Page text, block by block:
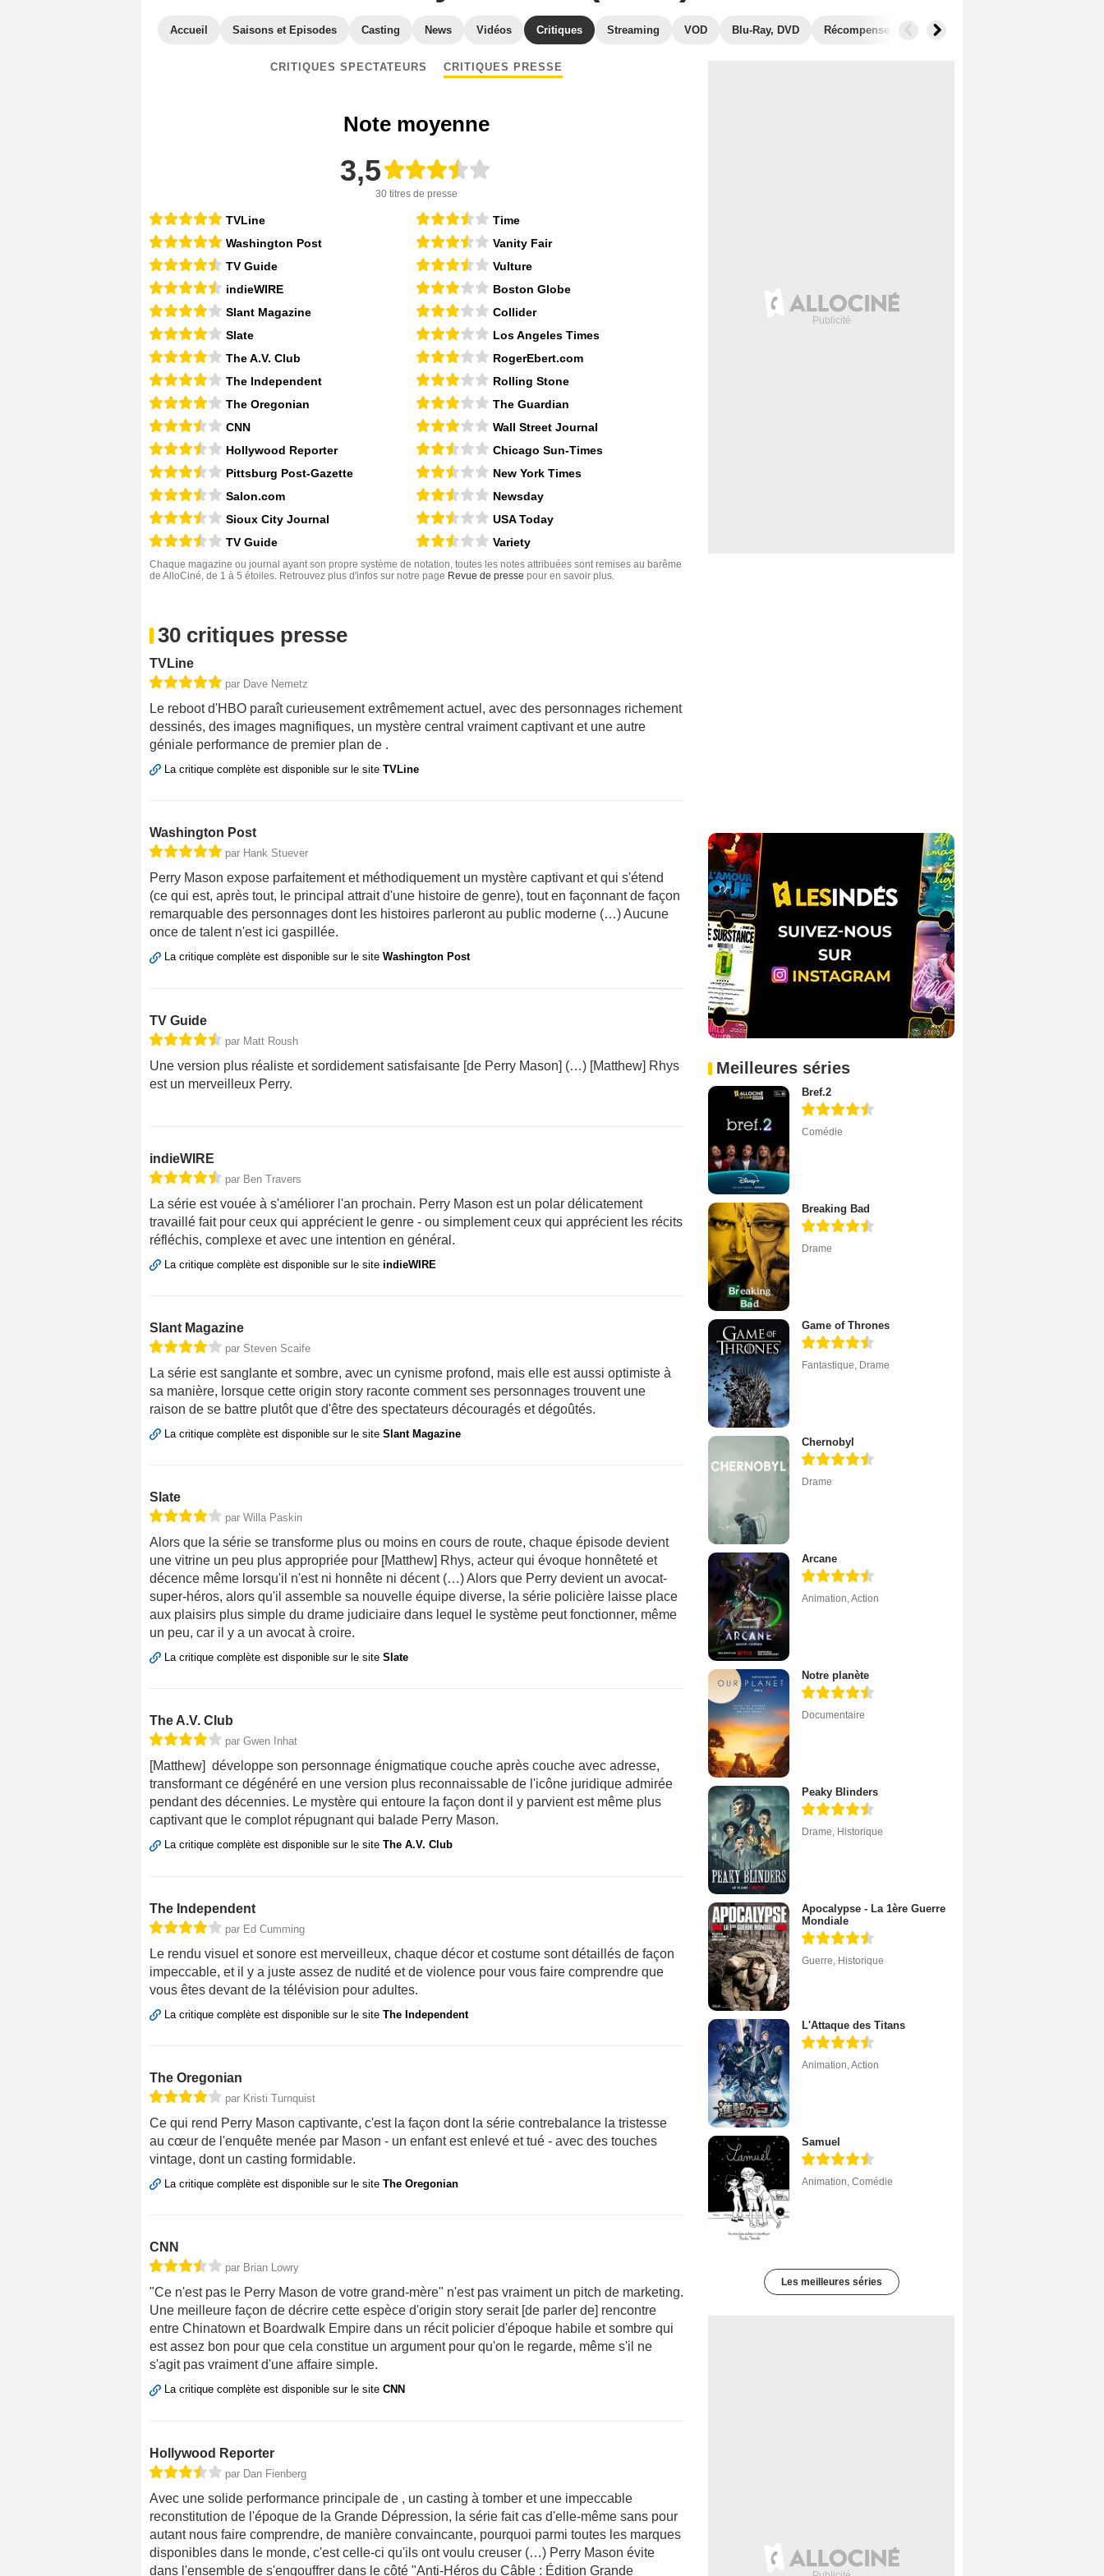
Accueil Saisons et Episodes Casting News Vidéos Critiques Streaming VOD Blu-Ray, DVD Récompenses Photos
CRITIQUES SPECTATEURS CRITIQUES PRESSE
Note moyenne
3,5
30 titres de presse
TVLine
Washington Post
TV Guide
indieWIRE
Slant Magazine
Slate
The A.V. Club
The Independent
The Oregonian
CNN
Hollywood Reporter
Pittsburg Post-Gazette
Salon.com
Sioux City Journal
TV Guide
Time
Vanity Fair
Vulture
Boston Globe
Collider
Los Angeles Times
RogerEbert.com
Rolling Stone
The Guardian
Wall Street Journal
Chicago Sun-Times
New York Times
Newsday
USA Today
Variety
Chaque magazine ou journal ayant son propre système de notation, toutes les notes attribuées sont remises au barême
de AlloCiné, de 1 à 5 étoiles. Retrouvez plus d'infos sur notre page Revue de presse pour en savoir plus.
30 critiques presse
TVLine
par Dave Nemetz
Le reboot d'HBO paraît curieusement extrêmement actuel, avec des personnages richement
dessinés, des images magnifiques, un mystère central vraiment captivant et une autre
géniale performance de premier plan de .
La critique complète est disponible sur le site TVLine
Washington Post
par Hank Stuever
Perry Mason expose parfaitement et méthodiquement un mystère captivant et qui s'étend
(ce qui est, après tout, le principal attrait d'une histoire de genre), tout en façonnant de façon
remarquable des personnages dont les histoires parleront au public moderne (…) Aucune
once de talent n'est ici gaspillée.
La critique complète est disponible sur le site Washington Post
TV Guide
par Matt Roush
Une version plus réaliste et sordidement satisfaisante [de Perry Mason] (…) [Matthew] Rhys
est un merveilleux Perry.
indieWIRE
par Ben Travers
La série est vouée à s'améliorer l'an prochain. Perry Mason est un polar délicatement
travaillé fait pour ceux qui apprécient le genre - ou simplement ceux qui apprécient les récits
réfléchis, complexe et avec une intention en général.
La critique complète est disponible sur le site indieWIRE
Slant Magazine
par Steven Scaife
La série est sanglante et sombre, avec un cynisme profond, mais elle est aussi optimiste à
sa manière, lorsque cette origin story raconte comment ses personnages trouvent une
raison de se battre plutôt que d'être des spectateurs découragés et dégoûtés.
La critique complète est disponible sur le site Slant Magazine
Slate
par Willa Paskin
Alors que la série se transforme plus ou moins en cours de route, chaque épisode devient
une vitrine un peu plus appropriée pour [Matthew] Rhys, acteur qui évoque honnêteté et
décence même lorsqu'il n'est ni honnête ni décent (…) Alors que Perry devient un avocat-
super-héros, alors qu'il assemble sa nouvelle équipe diverse, la série policière laisse place
aux plaisirs plus simple du drame judiciaire dans lequel le système peut fonctionner, même
un peu, car il y a un avocat à croire.
La critique complète est disponible sur le site Slate
The A.V. Club
par Gwen Inhat
[Matthew] développe son personnage énigmatique couche après couche avec adresse,
transformant ce dégénéré en une version plus reconnaissable de l'icône juridique admirée
pendant des décennies. Le mystère qui entoure la façon dont il y parvient est même plus
captivant que le complot répugnant qui balade Perry Mason.
La critique complète est disponible sur le site The A.V. Club
The Independent
par Ed Cumming
Le rendu visuel et sonore est merveilleux, chaque décor et costume sont détaillés de façon
impeccable, et il y a juste assez de nudité et de violence pour vous faire comprendre que
vous êtes devant de la télévision pour adultes.
La critique complète est disponible sur le site The Independent
The Oregonian
par Kristi Turnquist
Ce qui rend Perry Mason captivante, c'est la façon dont la série contrebalance la tristesse
au cœur de l'enquête menée par Mason - un enfant est enlevé et tué - avec des touches
vintage, dont un casting formidable.
La critique complète est disponible sur le site The Oregonian
CNN
par Brian Lowry
"Ce n'est pas le Perry Mason de votre grand-mère" n'est pas vraiment un pitch de marketing.
Une meilleure façon de décrire cette espèce d'origin story serait [de parler de] rencontre
entre Chinatown et Boardwalk Empire dans un récit policier d'époque habile et sombre qui
est assez bon pour que cela constitue un argument pour qu'on le regarde, même s'il ne
s'agit pas vraiment d'une affaire simple.
La critique complète est disponible sur le site CNN
Hollywood Reporter
par Dan Fienberg
Avec une solide performance principale de , un casting à tomber et une impeccable
reconstitution de l'époque de la Grande Dépression, la série fait cas d'elle-même sans pour
autant nous faire comprendre, de manière convaincante, pourquoi parmi toutes les marques
disponibles dans le monde, c'est celle-ci qu'ils ont voulu creuser (…) Perry Mason évite
dans l'ensemble de s'engouffrer dans le côté "Anti-Héros du Câble : Édition Grande
Meilleures séries
Bref.2
Comédie
Breaking Bad
Drame
Game of Thrones
Fantastique, Drame
Chernobyl
Drame
Arcane
Animation,Action
Notre planète
Documentaire
Peaky Blinders
Drame, Historique
Apocalypse - La 1ère Guerre
Mondiale
Guerre, Historique
L'Attaque des Titans
Animation,Action
Samuel
Animation, Comédie
Les meilleures séries